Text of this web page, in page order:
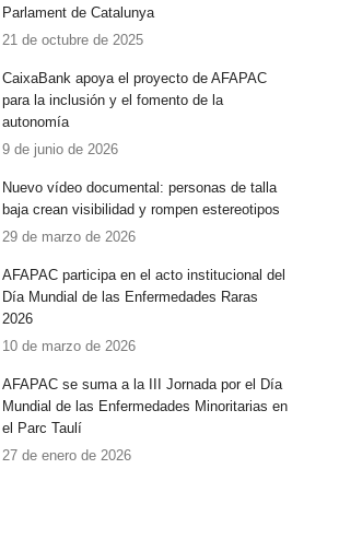
Parlament de Catalunya
21 de octubre de 2025
CaixaBank apoya el proyecto de AFAPAC
para la inclusión y el fomento de la
autonomía
9 de junio de 2026
Nuevo vídeo documental: personas de talla
baja crean visibilidad y rompen estereotipos
29 de marzo de 2026
AFAPAC participa en el acto institucional del
Día Mundial de las Enfermedades Raras
2026
10 de marzo de 2026
AFAPAC se suma a la III Jornada por el Día
Mundial de las Enfermedades Minoritarias en
el Parc Taulí
27 de enero de 2026